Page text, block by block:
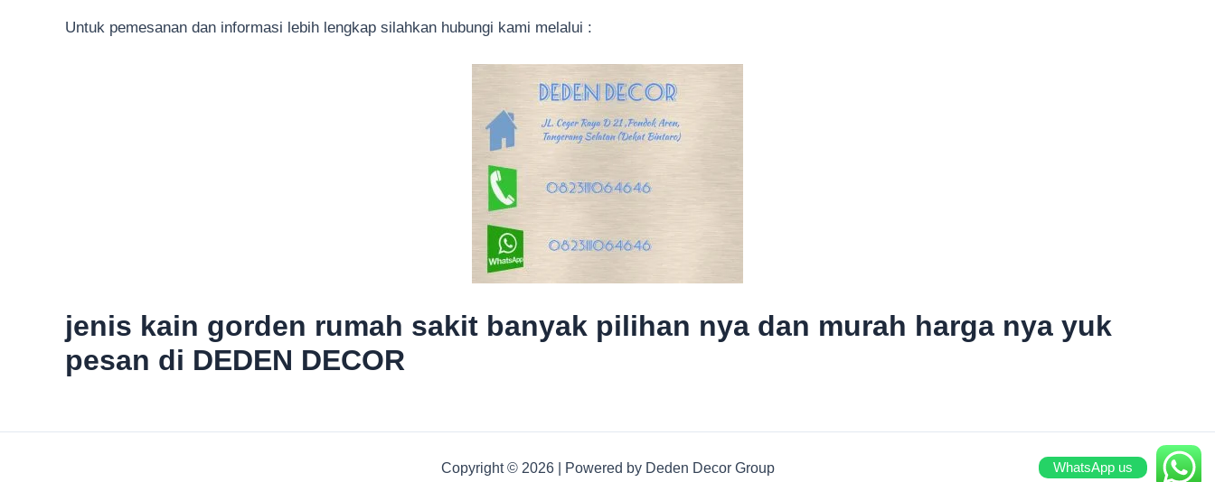
Untuk pemesanan dan informasi lebih lengkap silahkan hubungi kami melalui :
jenis kain gorden rumah sakit banyak pilihan nya dan murah harga nya yuk
pesan di DEDEN DECOR
Copyright © 2026 | Powered by Deden Decor Group WhatsApp us